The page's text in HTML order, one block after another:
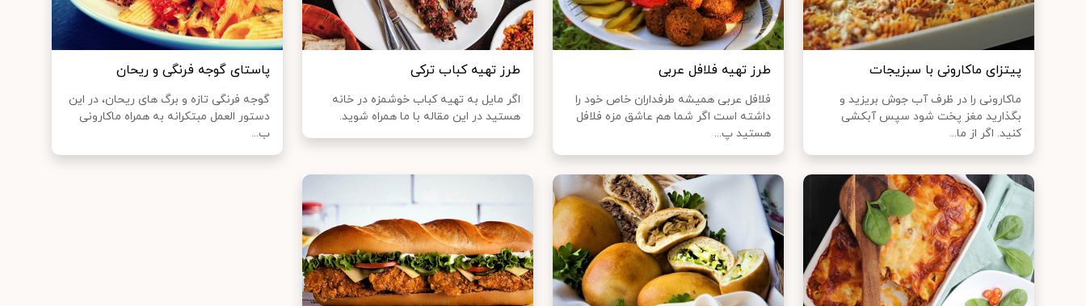
پیتزای ماکارونی با سبزیجات
ماکارونی را در ظرف آب جوش بریزید و
بگذارید مغز پخت شود سپس آبکشی
کنید. اگر از ما...
طرز تهيه فلافل عربی
فلافل عربی همیشه طرفداران خاص خود را
داشته است اگر شما هم عاشق مزه فلافل
هستید پ...
طرز تهیه کباب ترکی
اگر مایل به تهیه کباب خوشمزه در خانه
هستید در این مقاله با ما همراه شوید.
پاستای گوجه فرنگی و ریحان
گوجه فرنگی تازه و برگ های ریحان، در این
دستور العمل مبتکرانه به همراه ماکارونی
ب...